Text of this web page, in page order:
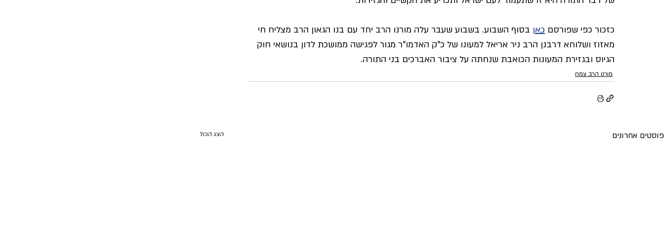
כזכור כפי שפורסם כאן בסוף השבוע. בשבוע שעבר עלה מורנו הרב יחד עם בנו הגאון הרב מצליח חי
מאזוז ושלוחא דרבנן הרב ניר אריאל למעונו של כ"ק האדמו"ר מגור לפגישה ממושכת לדון בנושאי חוק
הגיוס ובגזירת המעונות הכואבת שנחתה על ציבור האברכים בני התורה.
מורנו הרב צמח
פוסטים אחרונים הצג הכול